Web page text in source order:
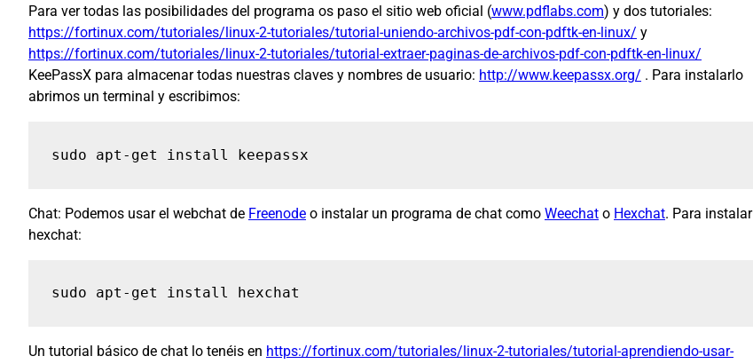
Para ver todas las posibilidades del programa os paso el sitio web oficial (www.pdflabs.com) y dos tutoriales:
https://fortinux.com/tutoriales/linux-2-tutoriales/tutorial-uniendo-archivos-pdf-con-pdftk-en-linux/ y
https://fortinux.com/tutoriales/linux-2-tutoriales/tutorial-extraer-paginas-de-archivos-pdf-con-pdftk-en-linux/
KeePassX para almacenar todas nuestras claves y nombres de usuario: http://www.keepassx.org/ . Para instalarlo
abrimos un terminal y escribimos:
sudo apt-get install keepassx
Chat: Podemos usar el webchat de Freenode o instalar un programa de chat como Weechat o Hexchat. Para instalar
hexchat:
sudo apt-get install hexchat
Un tutorial básico de chat lo tenéis en https://fortinux.com/tutoriales/linux-2-tutoriales/tutorial-aprendiendo-usar-